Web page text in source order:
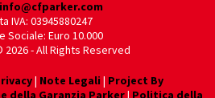
info@cfparker.com
IVA: 03945880247
Sociale: Euro 10.000
2026 - All Rights Reserved
| Note Legali | Project By
della Garanzia Parker| Politica della